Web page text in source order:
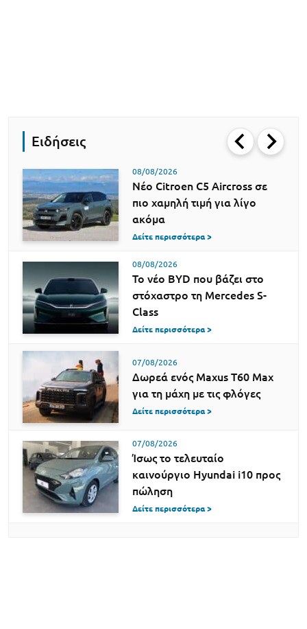
Ειδήσεις
08/08/2026
Νέο Citroen C5 Aircross σε
πιο χαμηλή τιμή για λίγο
ακόμα
Δείτε περισσότερα >
08/08/2026
Το νέο BYD που βάζει στο
στόχαστρο τη Mercedes S-
Class
Δείτε περισσότερα >
07/08/2026
Δωρεά ενός Maxus T60 Max
για τη μάχη με τις φλόγες
Δείτε περισσότερα >
07/08/2026
Ίσως το τελευταίο
καινούργιο Hyundai i10 προς
πώληση
Δείτε περισσότερα >